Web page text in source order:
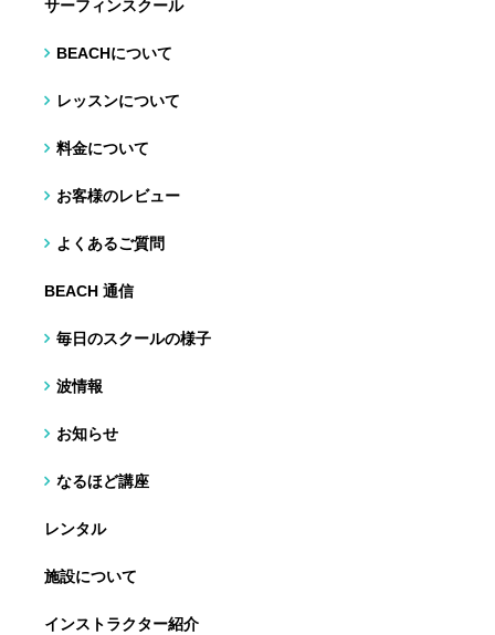
サーフィンスクール
BEACHについて
レッスンについて
料金について
お客様のレビュー
よくあるご質問
BEACH 通信
毎日のスクールの様子
波情報
お知らせ
なるほど講座
レンタル
施設について
インストラクター紹介